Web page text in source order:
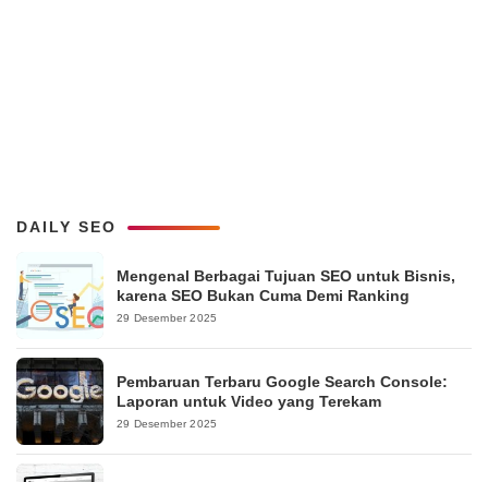
DAILY SEO
Mengenal Berbagai Tujuan SEO untuk Bisnis,
karena SEO Bukan Cuma Demi Ranking
29 Desember 2025
Pembaruan Terbaru Google Search Console:
Laporan untuk Video yang Terekam
29 Desember 2025